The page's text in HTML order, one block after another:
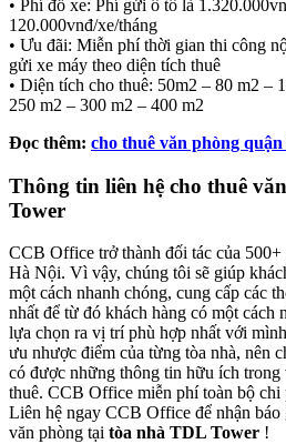
• Phí đỗ xe: Phí gửi ô tô là
120.000vnđ/xe/tháng
• Ưu đãi: Miễn phí thời gian thi công
gửi xe máy theo diện tích thuê
• Diện tích cho thuê: 50m2 – 80 m2 –
250 m2 – 300 m2 – 400 m2
Đọc thêm: cho thuê văn phòng
Thông tin liên hệ cho thuê
Tower
CCB Office trở thành đối tác của 500+
Hà Nội. Vì vậy, chúng tôi sẽ giúp
một cách nhanh chóng, cung cấp các
nhất để từ đó khách hàng có một cách
lựa chọn ra vị trí phù hợp nhất với
ưu nhược điểm của từng tòa nhà, nên
có được những thông tin hữu ích trong
thuê. CCB Office miễn phí toàn bộ chi
Liên hệ ngay CCB Office để nhận
văn phòng tại tòa nhà TDL Tower !